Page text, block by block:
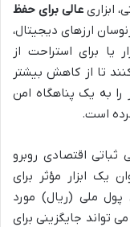
ابزاری عالی برای حفظ
ارزهای دیجیتال،
یا برای استراحت از
تا از کاهش بیشتر
به یک پناهگاه امن
ثباتی اقتصادی روبرو
یک ابزار مؤثر برای
ملی (ریال) مورد
تواند جایگزینی برای